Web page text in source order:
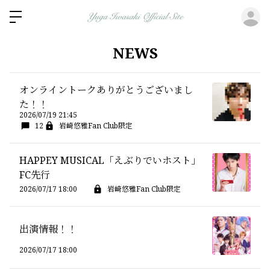
NEWS
オンライントークありがとうございまし
た！！
2026/07/19 21:45
12
岩崎悠雅Fan Club限定
HAPPEY MUSICAL「えぶりでいホスト」
FC先行
2026/07/17 18:00 岩崎悠雅Fan Club限定
出演情報！！
2026/07/17 18:00